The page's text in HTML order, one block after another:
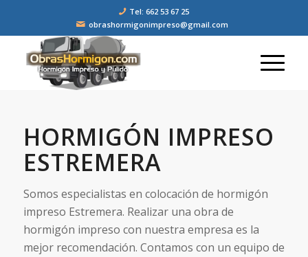
Tel: 662 53 67 25
obrashormigonimpreso@gmail.com
HORMIGÓN IMPRESO
ESTREMERA
Somos especialistas en colocación de hormigón
impreso Estremera. Realizar una obra de
hormigón impreso con nuestra empresa es la
mejor recomendación. Contamos con un equipo de